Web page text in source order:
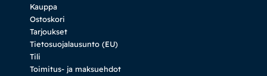
Kauppa
Ostoskori
Tarjoukset
Tietosuojalausunto (EU)
Tili
Toimitus- ja maksuehdot